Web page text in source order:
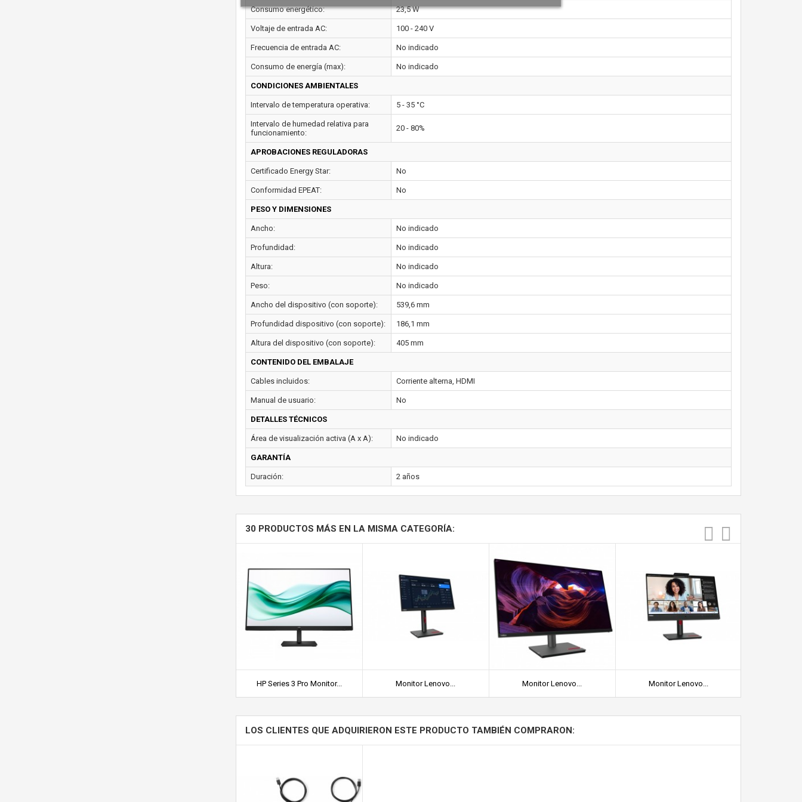
Consumo energético: 23,5 W
Voltaje de entrada AC: 100 - 240 V
Frecuencia de entrada AC: No indicado
Consumo de energía (max): No indicado
CONDICIONES AMBIENTALES
Intervalo de temperatura operativa: 5 - 35 °C
Intervalo de humedad relativa para
funcionamiento:
20 - 80%
APROBACIONES REGULADORAS
Certificado Energy Star: No
Conformidad EPEAT: No
PESO Y DIMENSIONES
Ancho: No indicado
Profundidad: No indicado
Altura: No indicado
Peso: No indicado
Ancho del dispositivo (con soporte): 539,6 mm
Profundidad dispositivo (con soporte): 186,1 mm
Altura del dispositivo (con soporte): 405 mm
CONTENIDO DEL EMBALAJE
Cables incluidos: Corriente alterna, HDMI
Manual de usuario: No
DETALLES TÉCNICOS
Área de visualización activa (A x A): No indicado
GARANTÍA
Duración: 2 años
30 PRODUCTOS MÁS EN LA MISMA CATEGORÍA:
HP Series 3 Pro Monitor... Monitor Lenovo... Monitor Lenovo... Monitor Lenovo...
LOS CLIENTES QUE ADQUIRIERON ESTE PRODUCTO TAMBIÉN COMPRARON: